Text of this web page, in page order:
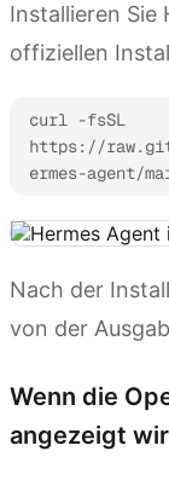
Installieren Sie
offiziellen
curl -fsSL
https://
ermes-agent/
Nach der
von der
Wenn die
angezeigt